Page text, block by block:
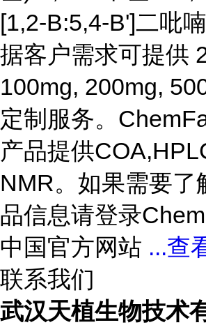
[1,2-B:5,4-B']二吡
据客户需求可提供
100mg, 200mg,
定制服务。
产品提供
NMR。如果需要了
品信息请登录
中国官方网站 ...查
联系我们
武汉天植生物技术